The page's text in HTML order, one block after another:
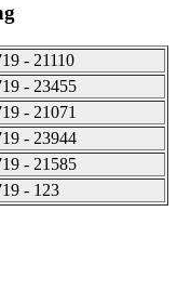
- 21110
- 23455
- 21071
- 23944
- 21585
- 123